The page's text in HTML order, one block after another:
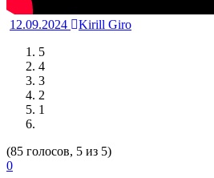
12.09.2024
Kirill Giro
5
4
3
2
1
(85 голосов, 5 из 5)
0